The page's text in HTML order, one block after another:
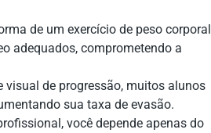
de um exercício de peso corporal
adequados, comprometendo a
visual de progressão, muitos alunos
sua taxa de evasão.
você depende apenas do